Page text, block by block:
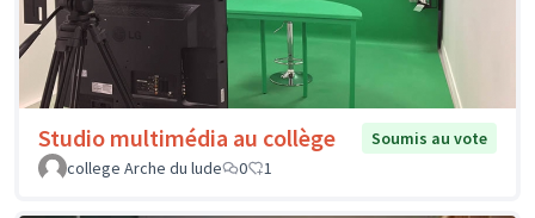
Studio multimédia au collège
Soumis au vote
college Arche du lude
0 1